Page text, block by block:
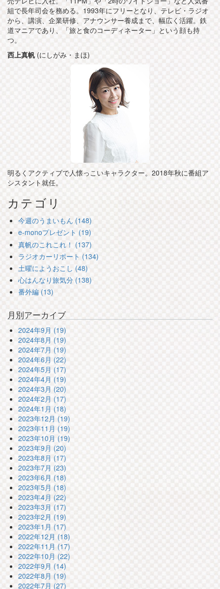
組で長年司会を務める。1993年にフリーとなり、テレビ・ラジオ
から、講演、企業研修、アナウンサー養成まで、幅広く活躍。鉄
道マニアであり、「旅と食のコーディネーター」という顔も持
つ。
西上真帆(にしがみ・まほ)
明るくアクティブで人懐っこいキャラクター。2018年秋に番組ア
シスタント就任。
カテゴリ
今週のうまいもん (148)
e-monoプレゼント (19)
真帆のこれこれ！ (137)
ラジオカーリポート (134)
土曜にようおこし (48)
心はんなり旅気分 (138)
番外編 (13)
月別アーカイブ
2024年9月 (19)
2024年8月 (19)
2024年7月 (19)
2024年6月 (22)
2024年5月 (17)
2024年4月 (19)
2024年3月 (20)
2024年2月 (17)
2024年1月 (18)
2023年12月 (19)
2023年11月 (19)
2023年10月 (19)
2023年9月 (20)
2023年8月 (17)
2023年7月 (23)
2023年6月 (18)
2023年5月 (18)
2023年4月 (22)
2023年3月 (17)
2023年2月 (19)
2023年1月 (17)
2022年12月 (18)
2022年11月 (17)
2022年10月 (22)
2022年9月 (14)
2022年8月 (19)
2022年7月 (27)